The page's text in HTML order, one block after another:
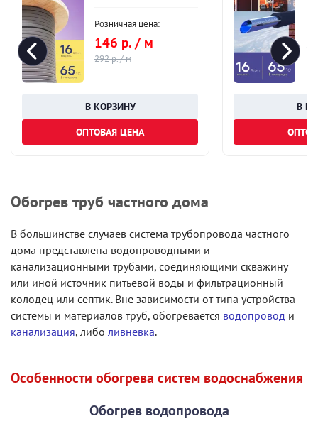
Розничная цена:
146 р. / м
292 р. / м
ОПТОВАЯ ЦЕНА
Обогрев труб частного дома
В большинстве случаев система трубопровода частного
дома представлена водопроводными и
канализационными трубами, соединяющими скважину
или иной источник питьевой воды и фильтрационный
колодец или септик. Вне зависимости от типа устройства
системы и материалов труб, обогревается водопровод и
канализация, либо ливневка.
Особенности обогрева систем водоснабжения
Обогрев водопровода